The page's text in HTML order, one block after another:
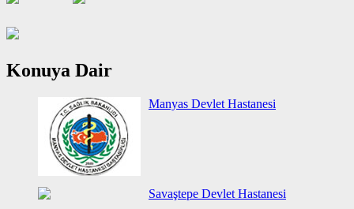
Konuya Dair
Manyas Devlet Hastanesi
Savaştepe Devlet Hastanesi